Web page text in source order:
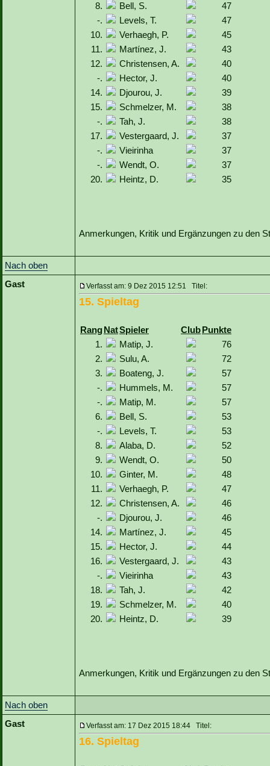
8.
Bell, S.
47
-.
Levels, T.
47
10.
Verhaegh, P.
45
11.
Martínez, J.
43
12.
Christensen, A.
40
-.
Hector, J.
40
14.
Djourou, J.
39
15.
Schmelzer, M.
38
-.
Tah, J.
38
17.
Vestergaard, J.
37
-.
Vieirinha
37
-.
Wendt, O.
37
20.
Heintz, D. 35
Anmerkungen, Kritik und Ergänzungen zu den
Nach oben
Gast
Verfasst am: 9 Dez 2015 12:51 Titel:
15. Spieltag
RangNatSpieler ClubPunkte
1.
Matip, J.
76
2.
Sulu, A.
72
3.
Boateng, J.
57
-.
Hummels, M.
57
-.
Matip, M.
57
6.
Bell, S.
53
-.
Levels, T.
53
8.
Alaba, D.
52
9.
Wendt, O.
50
10.
Ginter, M.
48
11.
Verhaegh, P.
47
12.
Christensen, A.
46
-.
Djourou, J.
46
14.
Martínez, J.
45
15.
Hector, J.
44
16.
Vestergaard, J.
43
-.
Vieirinha
43
18.
Tah, J.
42
19.
Schmelzer, M.
40
20.
Heintz, D. 39
Anmerkungen, Kritik und Ergänzungen zu den
Nach oben
Gast
Verfasst am: 17 Dez 2015 18:44 Titel:
16. Spieltag